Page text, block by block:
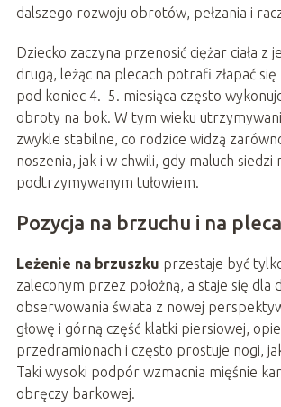
dalszego rozwoju obrotów, pełzania i
Dziecko zaczyna przenosić ciężar ciała z
drugą, leżąc na plecach potrafi złapać się
pod koniec 4.–5. miesiąca często
obroty na bok. W tym wieku
zwykle stabilne, co rodzice widzą
noszenia, jak i w chwili, gdy maluch siedzi
podtrzymywanym tułowiem.
Pozycja na brzuchu i na
Leżenie na brzuszku przestaje być
zaleconym przez położną, a staje się dla
obserwowania świata z nowej
głowę i górną część klatki piersiowej,
przedramionach i często prostuje nogi, jak
Taki wysoki podpór wzmacnia mięśnie
obręczy barkowej.